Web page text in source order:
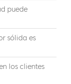
puede
sólida es
los clientes